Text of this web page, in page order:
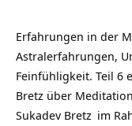
Erfahrungen in der
Astralerfahrungen,
Feinfühligkeit. Teil 6
Bretz über Meditation
Sukadev Bretz im